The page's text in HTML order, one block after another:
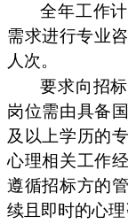
全年工作
需求进行专业
人次。
要求向招
岗位需由具备
及以上学历的
心理相关工作
遵循招标方的
续且即时的心理